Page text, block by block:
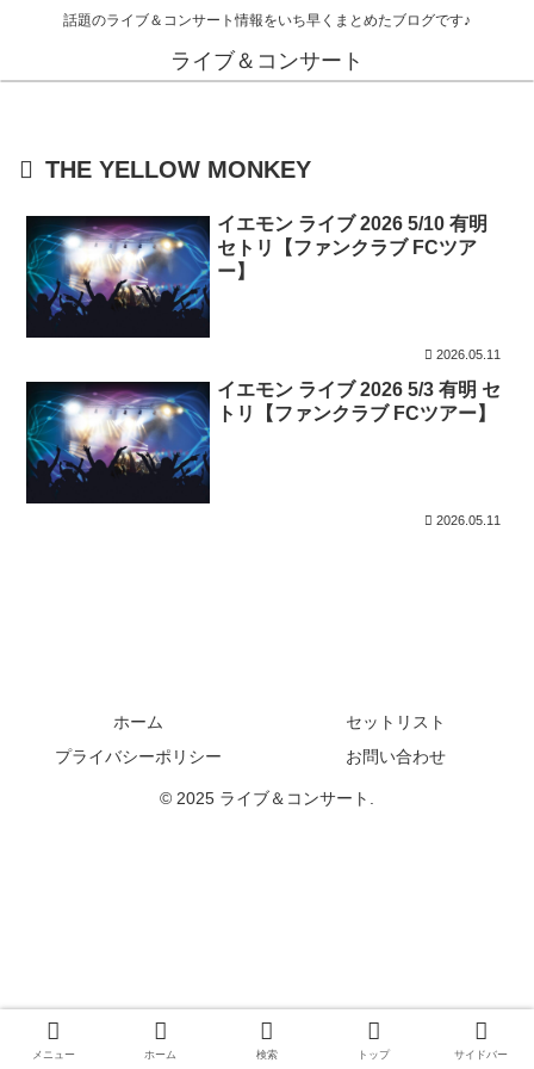
話題のライブ＆コンサート情報をいち早くまとめたブログです♪
ライブ＆コンサート
THE YELLOW MONKEY
イエモン ライブ 2026 5/10 有明
セトリ【ファンクラブ FCツア
ー】
2026.05.11
イエモン ライブ 2026 5/3 有明 セ
トリ【ファンクラブ FCツアー】
2026.05.11
ホーム
セットリスト
プライバシーポリシー
お問い合わせ
© 2025 ライブ＆コンサート.
メニュー ホーム 検索 トップ サイドバー